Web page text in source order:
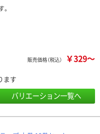
。
販売価格（税込） ￥329～
ます
バリエーション一覧へ